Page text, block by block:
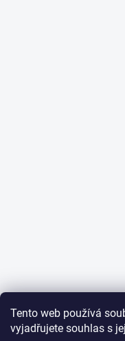
Tento web používá
vyjadřujete souhlas s